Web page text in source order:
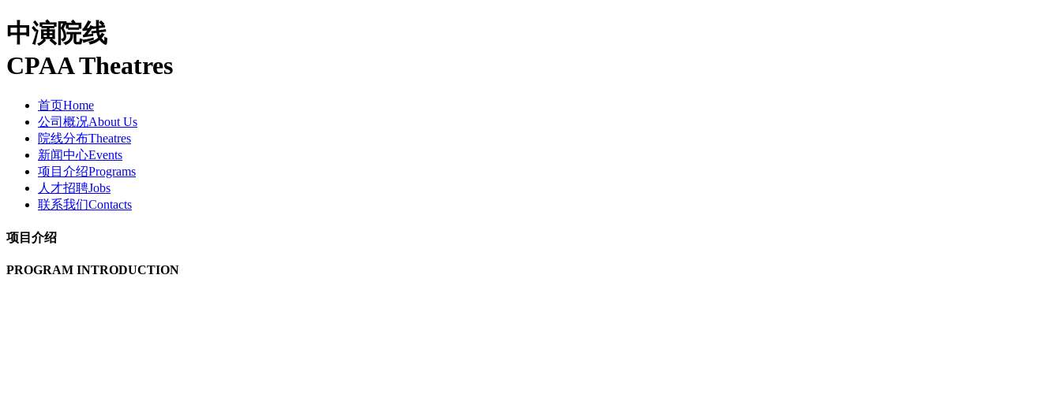
中演院线
CPAA Theatres
首页Home
公司概况About Us
院线分布Theatres
新闻中心Events
项目介绍Programs
人才招聘Jobs
联系我们Contacts
项目介绍
PROGRAM INTRODUCTION